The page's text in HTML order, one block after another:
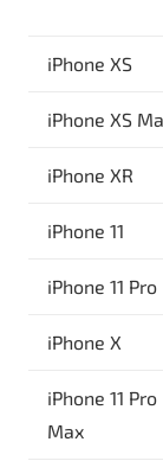
iPhone XS
iPhone XS
iPhone XR
iPhone 11
iPhone 11 Pro
iPhone X
iPhone 11 Pro
Max